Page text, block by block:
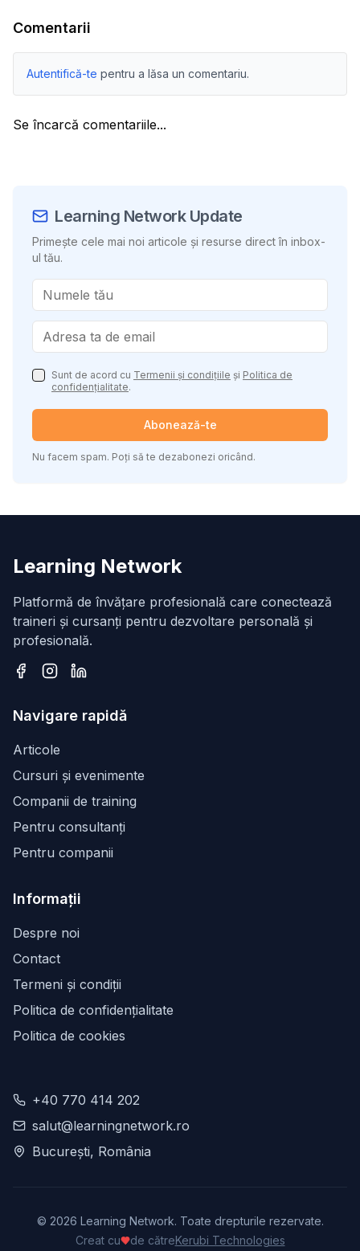
Comentarii
Autentifică-te pentru a lăsa un comentariu.
Se încarcă comentariile...
Learning Network Update
Primește cele mai noi articole și resurse direct în inbox-
ul tău.
Sunt de acord cu Termenii și condițiile și Politica de
confidențialitate.
Abonează-te
Nu facem spam. Poți să te dezabonezi oricând.
Learning Network
Platformă de învățare profesională care conectează
traineri și cursanți pentru dezvoltare personală și
profesională.
Navigare rapidă
Articole
Cursuri și evenimente
Companii de training
Pentru consultanți
Pentru companii
Informații
Despre noi
Contact
Termeni și condiții
Politica de confidențialitate
Politica de cookies
+40 770 414 202
salut@learningnetwork.ro
București, România
© 2026 Learning Network. Toate drepturile rezervate.
Creat cu
de cătreKerubi Technologies